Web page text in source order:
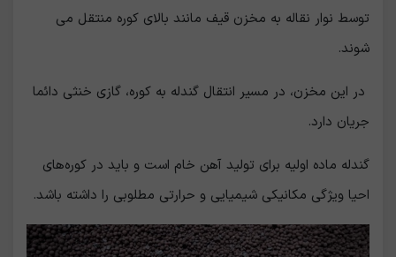
توسط نوار نقاله به مخزن قیف مانند بالای کوره منتقل می
شوند.
در این مخزن، در مسیر انتقال گندله به کوره، گازی خنثی دائما
جریان دارد.
گندله ماده اولیه برای تولید آهن خام است و باید در کوره‌های
احیا ویژگی مکانیکی شیمیایی و حرارتی مطلوبی را داشته باشد.